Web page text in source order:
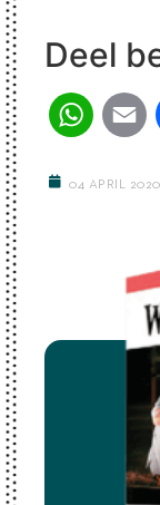
Deel
04 APRIL 2020